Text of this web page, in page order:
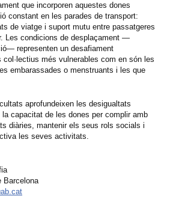
que incorporen aquestes dones
constant en les parades de transport:
de viatge i suport mutu entre passatgeres
Les condicions de desplaçament —
representen un desafiament
més vulnerables com en són les
embarassades o menstruants i les que
aprofundeixen les desigualtats
capacitat de les dones per complir amb
diàries, mantenir els seus rols socials i
les seves activitats.
Barcelona